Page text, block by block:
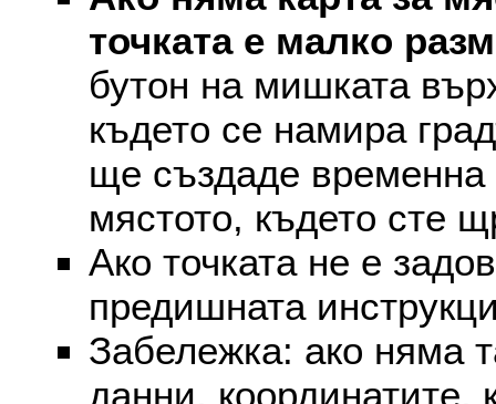
точката е малко
бутон на мишката
където се намира
ще създаде временна
мястото, където сте
Ако точката не е
предишната
Забележка: ако няма
данни, координатите,